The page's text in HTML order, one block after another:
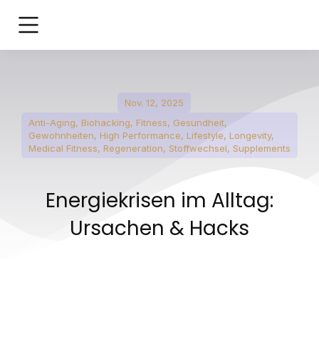
Nov. 12, 2025
Anti-Aging, Biohacking, Fitness, Gesundheit,
Gewohnheiten, High Performance, Lifestyle, Longevity,
Medical Fitness, Regeneration, Stoffwechsel, Supplements
Energiekrisen im Alltag:
Ursachen & Hacks